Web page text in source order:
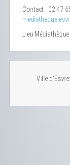
Contact : 02 47
Lieu Médiathèque
Ville